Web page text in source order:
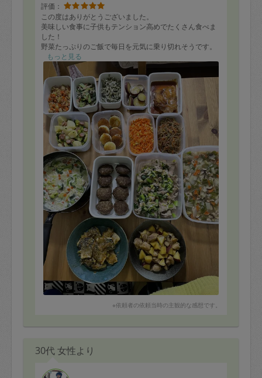
評価：
この度はありがとうございました。
美味しい食事に子供もテンション高めでたくさん食べま
した！
野菜たっぷりのご飯で毎日を元気に乗り切れそうです。
もっと見る
※依頼者の依頼当時の主観的な感想です。
30代 女性より